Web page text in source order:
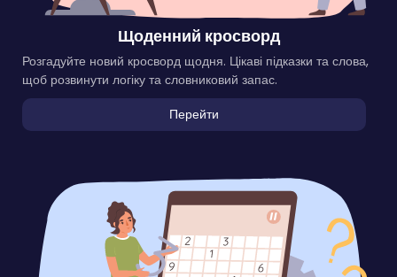
Щоденний кросворд
Розгадуйте новий кросворд щодня. Цікаві підказки та слова,
щоб розвинути логіку та словниковий запас.
Перейти